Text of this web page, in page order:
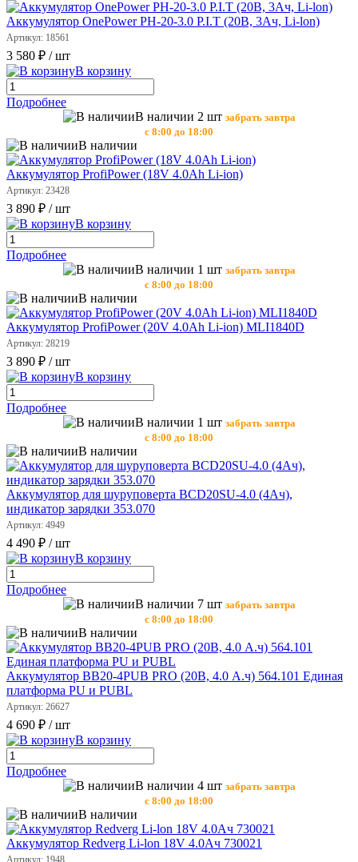
Аккумулятор OnePower РН-20-3.0 P.I.T (20В, 3Ач, Li-lon)
Артикул: 18561
3 580 ₽ / шт
В корзину
Подробнее
В наличии 2 шт забрать завтра
с 8:00 до 18:00
В наличии
Аккумулятор ProfiPower (18V 4.0Ah Li-ion)
Артикул: 23428
3 890 ₽ / шт
В корзину
Подробнее
В наличии 1 шт забрать завтра
с 8:00 до 18:00
В наличии
Аккумулятор ProfiPower (20V 4.0Ah Li-ion) MLI1840D
Артикул: 28219
3 890 ₽ / шт
В корзину
Подробнее
В наличии 1 шт забрать завтра
с 8:00 до 18:00
В наличии
Аккумулятор для шуруповерта BCD20SU-4.0 (4Ач),
индикатор зарядки 353.070
Артикул: 4949
4 490 ₽ / шт
В корзину
Подробнее
В наличии 7 шт забрать завтра
с 8:00 до 18:00
В наличии
Аккумулятор BB20-4PUB PRO (20В, 4.0 А.ч) 564.101 Единая
платформа PU и PUBL
Артикул: 26627
4 690 ₽ / шт
В корзину
Подробнее
В наличии 4 шт забрать завтра
с 8:00 до 18:00
В наличии
Аккумулятор Redverg Li-lon 18V 4.0Ач 730021
Артикул: 1948